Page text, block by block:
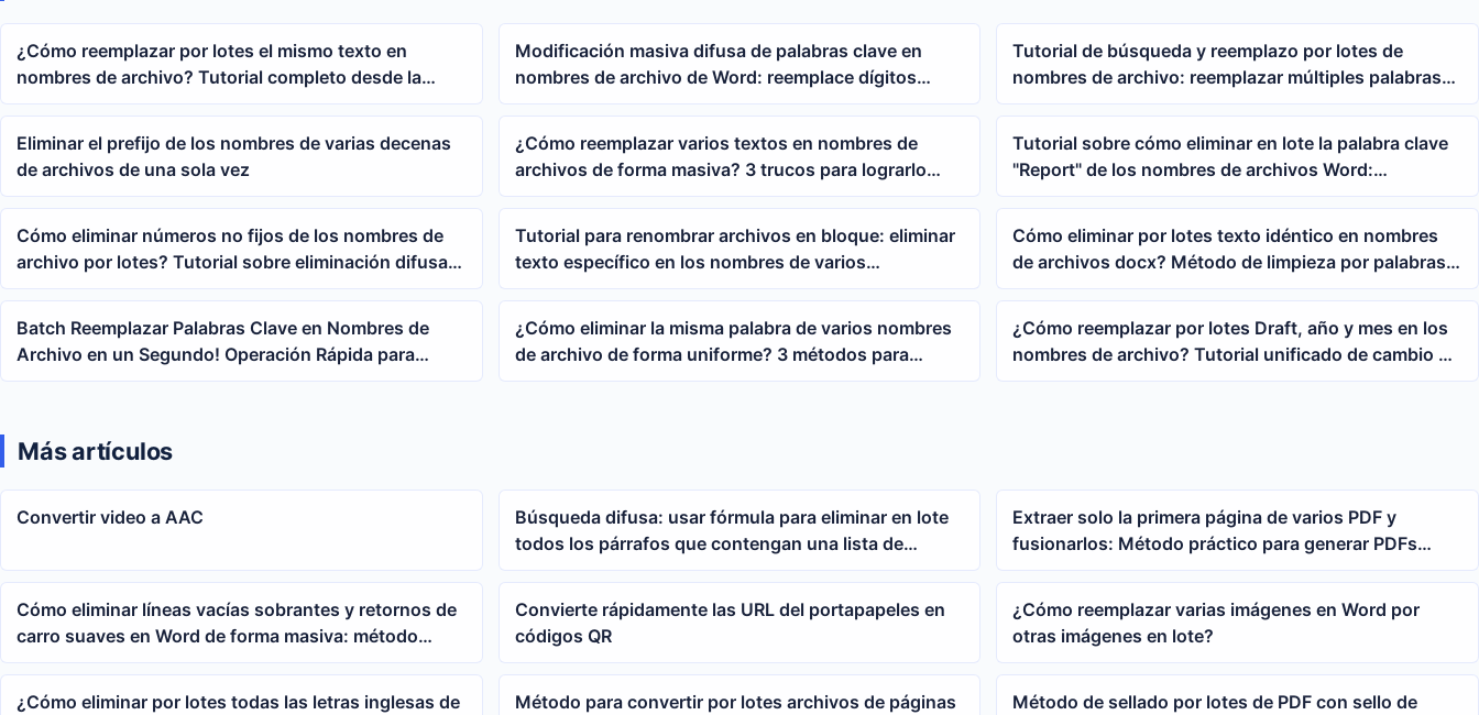
¿Cómo reemplazar por lotes el mismo texto en
nombres de archivo? Tutorial completo desde la
importación de archivos hasta la configuración de
Modificación masiva difusa de palabras clave en
nombres de archivo de Word: reemplace dígitos
aleatorios con el año usando comodines y
Tutorial de búsqueda y reemplazo por lotes de
nombres de archivo: reemplazar múltiples palabras
como 2024, 12, Draft de una sola vez
Eliminar el prefijo de los nombres de varias decenas
de archivos de una sola vez
¿Cómo reemplazar varios textos en nombres de
archivos de forma masiva? 3 trucos para lograrlo
fácilmente
Tutorial sobre cómo eliminar en lote la palabra clave
"Report" de los nombres de archivos Word:
Renombrar documentos docx
Cómo eliminar números no fijos de los nombres de
archivo por lotes? Tutorial sobre eliminación difusa
de palabras clave con expresiones regulares
Tutorial para renombrar archivos en bloque: eliminar
texto específico en los nombres de varios
documentos a la vez
Cómo eliminar por lotes texto idéntico en nombres
de archivos docx? Método de limpieza por palabras
clave fijas
Batch Reemplazar Palabras Clave en Nombres de
Archivo en un Segundo! Operación Rápida para
Renombrar Archivos
¿Cómo eliminar la misma palabra de varios nombres
de archivo de forma uniforme? 3 métodos para
modificar nombres de archivo por lotes
¿Cómo reemplazar por lotes Draft, año y mes en los
nombres de archivo? Tutorial unificado de cambio de
nombre para documentos ofimáticos de varios
Más artículos
Convertir video a AAC
Búsqueda difusa: usar fórmula para eliminar en lote
todos los párrafos que contengan una lista de
palabras clave
Extraer solo la primera página de varios PDF y
fusionarlos: Método práctico para generar PDFs
resumidos por lotes
Cómo eliminar líneas vacías sobrantes y retornos de
carro suaves en Word de forma masiva: método
unificado para limpiar múltiples archivos docx
Convierte rápidamente las URL del portapapeles en
códigos QR
¿Cómo reemplazar varias imágenes en Word por
otras imágenes en lote?
¿Cómo eliminar por lotes todas las letras inglesas de
Método para convertir por lotes archivos de páginas
Método de sellado por lotes de PDF con sello de